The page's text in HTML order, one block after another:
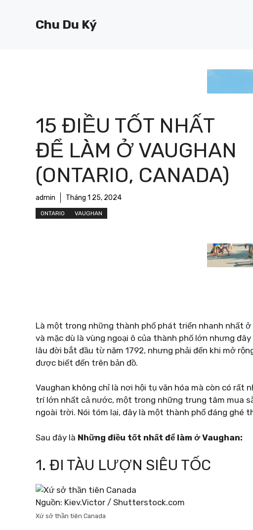
Chu Du Ký
15 ĐIỀU TỐT NHẤT
ĐỂ LÀM Ở VAUGHAN
(ONTARIO, CANADA)
admin Tháng 1 25, 2024
ONTARIO VAUGHAN
Là một trong những thành phố phát triển nhanh nhất ở
và mặc dù là vùng ngoại ô của thành phố lớn nhưng
lâu đời bắt đầu từ năm 1792, nhưng phải đến khi mở
được biết đến trên bản đồ.
Vaughan không chỉ là nơi hội tụ văn hóa mà còn có rất
trí lớn nhất cả nước, một trong những trung tâm mua
ngoài trời. Nói tóm lại, đây là một thành phố đáng ghé
Sau đây là Những điều tốt nhất để làm ở Vaughan:
1. ĐI TÀU LƯỢN SIÊU TỐC
Nguồn: Kiev.Victor / Shutterstock.com
Xứ sở thần tiên Canada